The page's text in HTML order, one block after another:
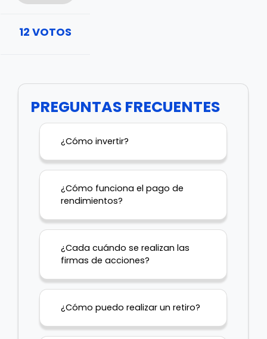
12 VOTOS
PREGUNTAS FRECUENTES
¿Cómo invertir?
¿Cómo funciona el pago de
rendimientos?
¿Cada cuándo se realizan las
firmas de acciones?
¿Cómo puedo realizar un retiro?